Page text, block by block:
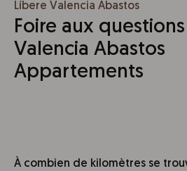
Líbere Valencia Abastos
Foire aux
Valencia Abastos
Appartements
À combien de kilomètres se